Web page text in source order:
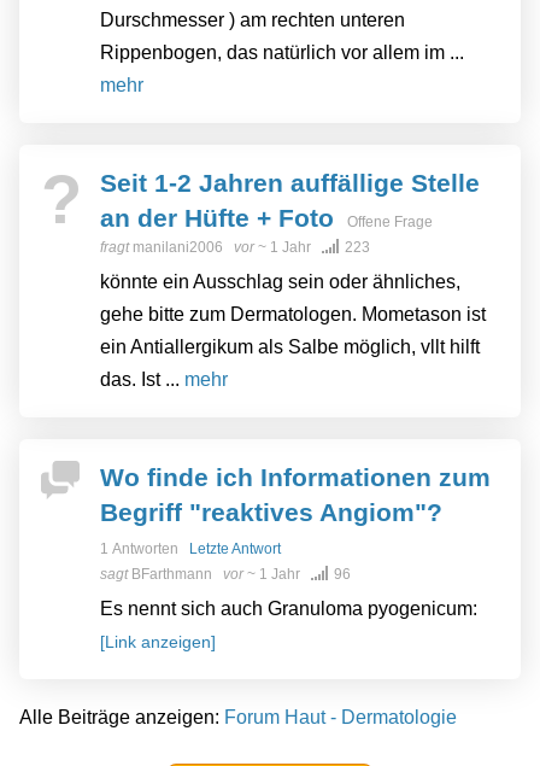
Durschmesser ) am rechten unteren
Rippenbogen, das natürlich vor allem im ...
mehr
?
Seit 1-2 Jahren auffällige Stelle
an der Hüfte + Foto
Offene Frage
fragt manilani2006 vor~ 1 Jahr 223
könnte ein Ausschlag sein oder ähnliches,
gehe bitte zum Dermatologen. Mometason ist
ein Antiallergikum als Salbe möglich, vllt hilft
das. Ist ... mehr
Wo finde ich Informationen zum
Begriff "reaktives Angiom"?
1 Antworten Letzte Antwort
sagt BFarthmann vor~ 1 Jahr 96
Es nennt sich auch Granuloma pyogenicum:
[Link anzeigen]
Alle Beiträge anzeigen: Forum Haut - Dermatologie